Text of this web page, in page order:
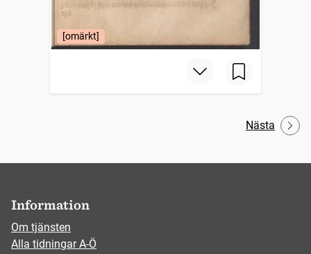
[omärkt]
Nästa
Information
Om tjänsten
Alla tidningar A-Ö